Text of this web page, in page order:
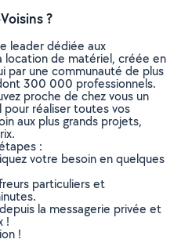
?
leader dédiée aux
location de matériel, créée en
par une communauté de plus
300 000 professionnels.
proche de chez vous un
pour réaliser toutes vos
aux plus grands projets,
:
votre besoin en quelques
particuliers et
la messagerie privée et
!
!